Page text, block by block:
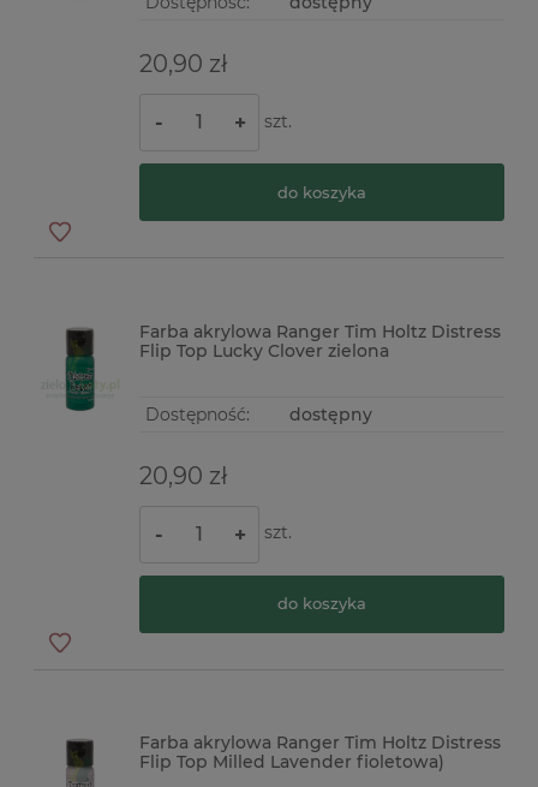
20,90 zł
- + szt.
do koszyka
Farba akrylowa Ranger Tim Holtz Distress
Flip Top Lucky Clover zielona
Dostępność: dostępny
20,90 zł
- + szt.
do koszyka
Farba akrylowa Ranger Tim Holtz Distress
Flip Top Milled Lavender fioletowa)